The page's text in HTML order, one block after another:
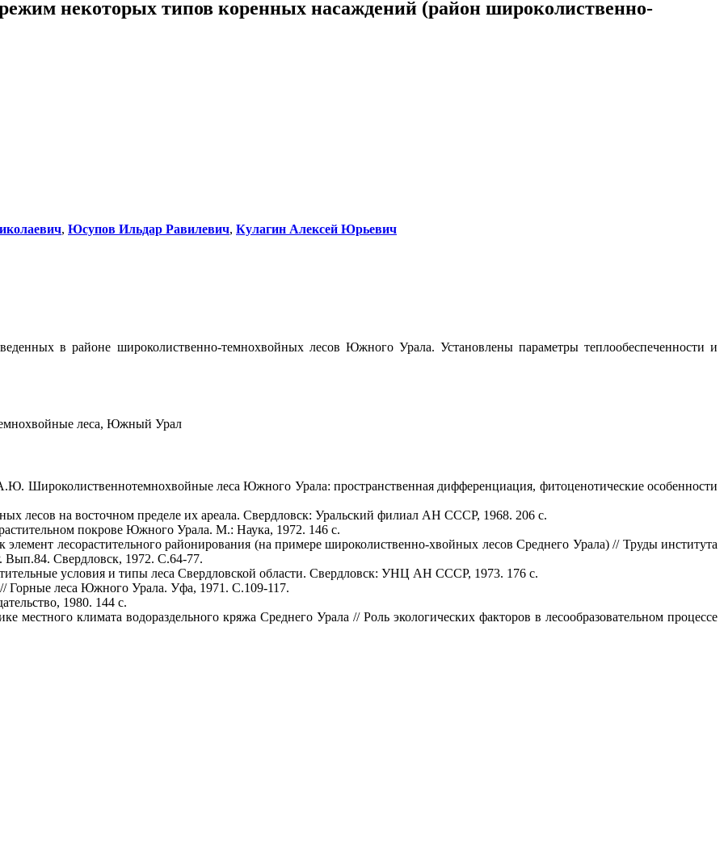
некоторых типов коренных насаждений (район широколиственно-
, Юсупов Ильдар Равилевич, Кулагин Алексей Юрьевич
в районе широколиственно-темнохвойных лесов Южного Урала. Установлены параметры теплообеспеченности и
леса, Южный Урал
леса Южного Урала: пространственная дифференциация, фитоценотические особенности
лесов на восточном пределе их ареала. Свердловск: Уральский филиал АН СССР, 1968. 206 с.
покрове Южного Урала. М.: Наука, 1972. 146 с.
лесорастительного районирования (на примере широколиственно-хвойных лесов Среднего Урала) // Труды института
Свердловск, 1972. С.64-77.
условия и типы леса Свердловской области. Свердловск: УНЦ АН СССР, 1973. 176 с.
Горные леса Южного Урала. Уфа, 1971. С.109-117.
1980. 144 с.
местного климата водораздельного кряжа Среднего Урала // Роль экологических факторов в лесообразовательном процессе